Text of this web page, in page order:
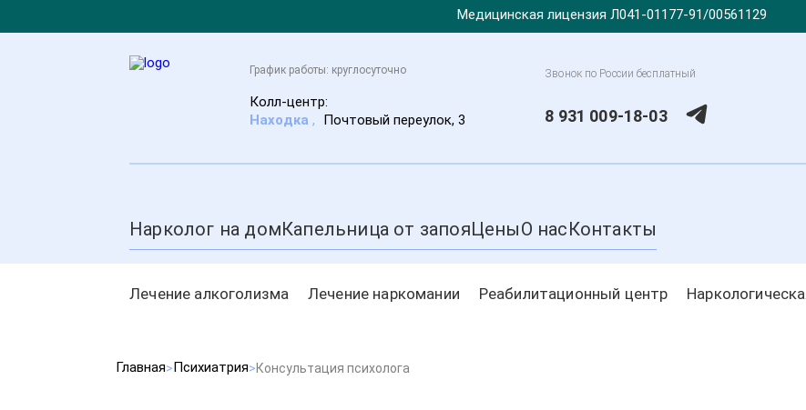
Медицинская лицензия Л041-01177-91/00561129
График работы: круглосуточно
Колл-центр:
Находка, Почтовый переулок, 3
Звонок по России бесплатный
8 931 009-18-03
Нарколог на домКапельница от запояЦеныО насКонтакты
Лечение алкоголизма Лечение наркомании Реабилитационный центр
Главная Психиатрия Консультация психолога